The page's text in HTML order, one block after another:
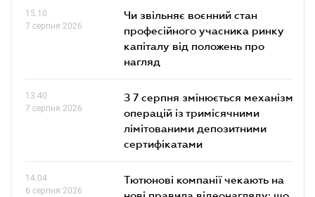
15.10
7 серпня 2026
Чи звільняє воєнний стан
професійного учасника ринку
капіталу від положень про
нагляд
13.40
7 серпня 2026
З 7 серпня змінюється механізм
операцій із тримісячними
лімітованими депозитними
сертифікатами
14.04
6 серпня 2026
Тютюнові компанії чекають на